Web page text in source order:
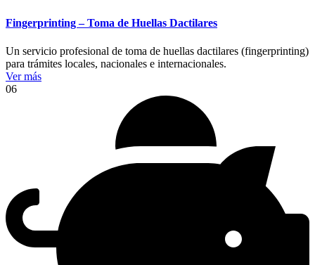
Fingerprinting – Toma de Huellas Dactilares
Un servicio profesional de toma de huellas dactilares (fingerprinting)
para trámites locales, nacionales e internacionales.
Ver más
06